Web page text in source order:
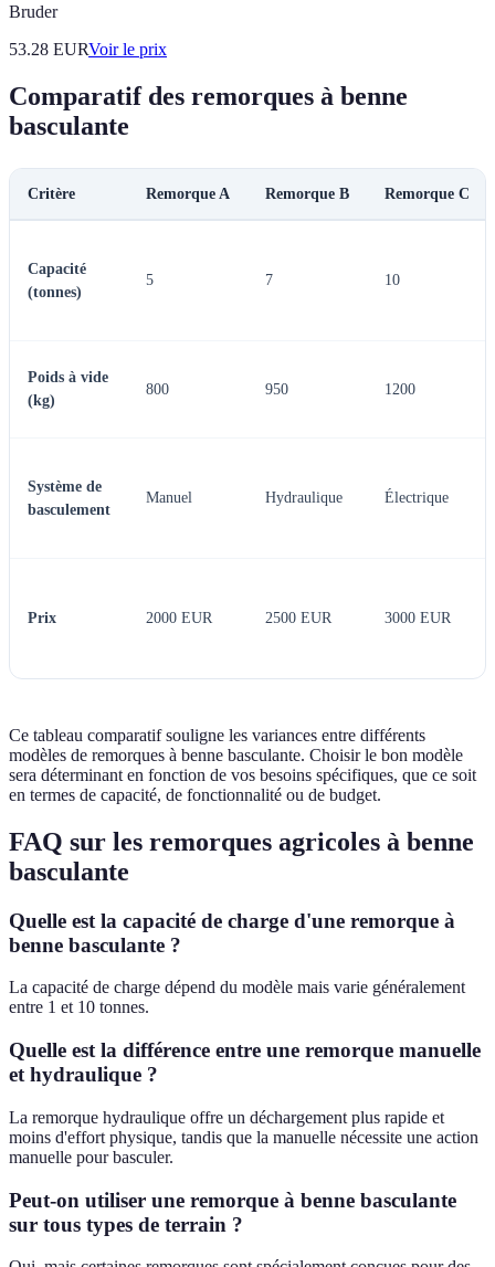
Bruder
53.28 EURVoir le prix
Comparatif des remorques à benne
basculante
Critère Remorque A Remorque B Remorque C
Capacité
(tonnes)
5 7 10
Poids à vide
(kg)
800 950 1200
Système de
basculement
Manuel Hydraulique Électrique
Prix 2000 EUR 2500 EUR 3000 EUR
Ce tableau comparatif souligne les variances entre différents
modèles de remorques à benne basculante. Choisir le bon modèle
sera déterminant en fonction de vos besoins spécifiques, que ce soit
en termes de capacité, de fonctionnalité ou de budget.
FAQ sur les remorques agricoles à benne
basculante
Quelle est la capacité de charge d'une remorque à
benne basculante ?
La capacité de charge dépend du modèle mais varie généralement
entre 1 et 10 tonnes.
Quelle est la différence entre une remorque manuelle
et hydraulique ?
La remorque hydraulique offre un déchargement plus rapide et
moins d'effort physique, tandis que la manuelle nécessite une action
manuelle pour basculer.
Peut-on utiliser une remorque à benne basculante
sur tous types de terrain ?